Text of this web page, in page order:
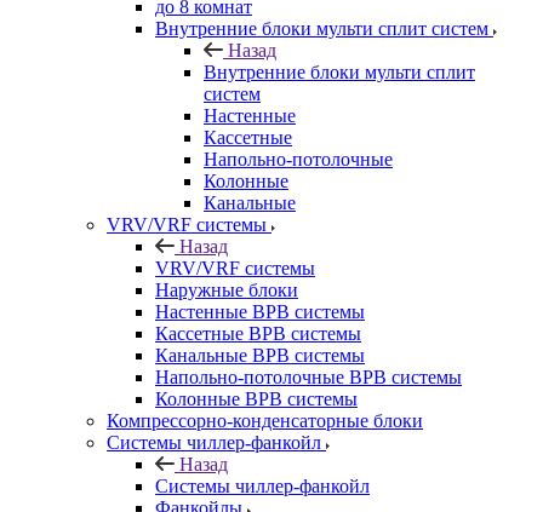
до 8 комнат
Внутренние блоки мульти сплит систем
Назад
Внутренние блоки мульти сплит
систем
Настенные
Кассетные
Напольно-потолочные
Колонные
Канальные
VRV/VRF системы
Назад
VRV/VRF системы
Наружные блоки
Настенные ВРВ системы
Кассетные ВРВ системы
Канальные ВРВ системы
Напольно-потолочные ВРВ системы
Колонные ВРВ системы
Компрессорно-конденсаторные блоки
Системы чиллер-фанкойл
Назад
Системы чиллер-фанкойл
Фанкойлы